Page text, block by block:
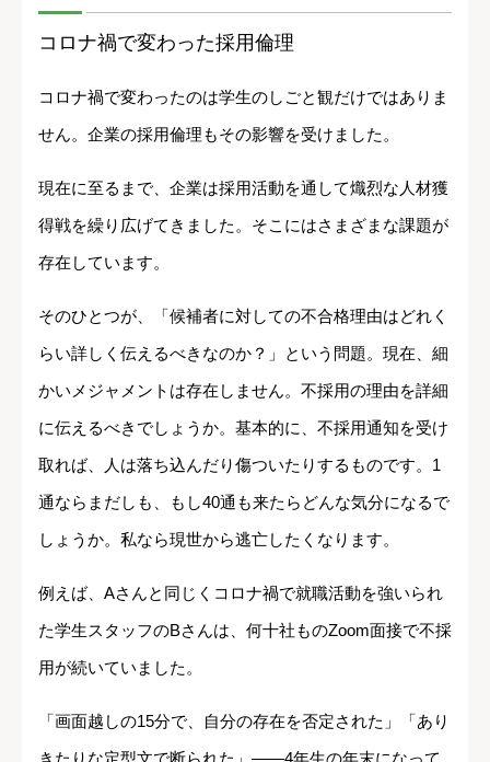
コロナ禍で変わった採用倫理
コロナ禍で変わったのは学生のしごと観だけではありま
せん。企業の採用倫理もその影響を受けました。
現在に至るまで、企業は採用活動を通して熾烈な人材獲
得戦を繰り広げてきました。そこにはさまざまな課題が
存在しています。
そのひとつが、「候補者に対しての不合格理由はどれく
らい詳しく伝えるべきなのか？」という問題。現在、細
かいメジャメントは存在しません。不採用の理由を詳細
に伝えるべきでしょうか。基本的に、不採用通知を受け
取れば、人は落ち込んだり傷ついたりするものです。1
通ならまだしも、もし40通も来たらどんな気分になるで
しょうか。私なら現世から逃亡したくなります。
例えば、Aさんと同じくコロナ禍で就職活動を強いられ
た学生スタッフのBさんは、何十社ものZoom面接で不採
用が続いていました。
「画面越しの15分で、自分の存在を否定された」「あり
きたりな定型文で断られた」――4年生の年末になって